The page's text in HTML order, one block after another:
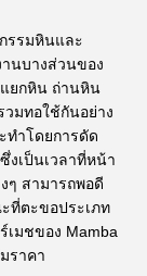
รรมหินและ
นบางส่วนของ
แยกหิน ถ่านหิน
มทอใช้กันอย่าง
ทำโดยการดัด
งเป็นเวลาที่หน้า
ๆ สามารถพอดี
ที่ตะขอประเภท
เมชของ Mamba
ราคา